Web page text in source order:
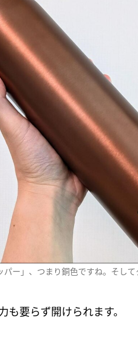
ー」、つまり銅色ですね。そし
要らず開けられます。